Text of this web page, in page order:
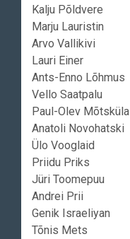
Kalju Põldvere
Marju Lauristin
Arvo Vallikivi
Lauri Einer
Ants-Enno Lõhmus
Vello Saatpalu
Paul-Olev Mõtsküla
Anatoli Novohatski
Ülo Vooglaid
Priidu Priks
Jüri Toomepuu
Andrei Prii
Genik Israeliyan
Tõnis Mets